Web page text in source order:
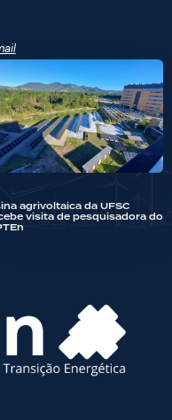
agrivoltaica da UFSC
visita de pesquisadora do